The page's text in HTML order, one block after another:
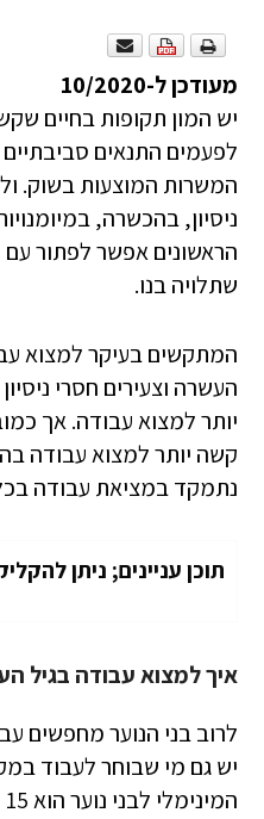
מעודכן ל-10/2020
יש המון תקופות בחיים
לפעמים התנאים
המשרות המוצעות בשוק.
ניסיון, בהכשרה,
הראשונים אפשר לפתור עם
שתלויה בנו.
המתקשים בעיקר למצוא
יותר למצוא עבודה. אך
קשה יותר למצוא עבודה
נתמקד במציאת עבודה
תוכן עניינים; ניתן
איך למצוא עבודה בגיל
יש גם מי שבוחר לעבוד